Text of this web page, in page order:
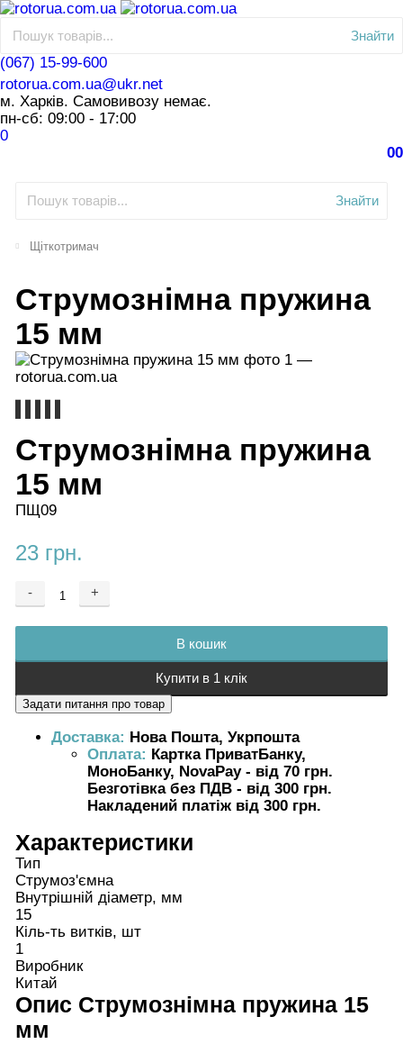
Знайти
(067) 15-99-600
rotorua.com.ua@ukr.net
м. Харків. Самовивозу немає.
пн-сб: 09:00 - 17:00
0
00
Знайти
Щіткотримач
Струмознімна пружина
15 мм
Струмознімна пружина
15 мм
ПЩ09
23 грн.
- +
В кошик
Купити в 1 клік
Доставка: Нова Пошта, Укрпошта
Оплата: Картка ПриватБанку,
МоноБанку, NovaPay - від 70 грн.
Безготівка без ПДВ - від 300 грн.
Накладений платіж від 300 грн.
Характеристики
Тип
Струмоз'ємна
Внутрішній діаметр, мм
15
Кіль-ть витків, шт
1
Виробник
Китай
Опис Струмознімна пружина 15
мм